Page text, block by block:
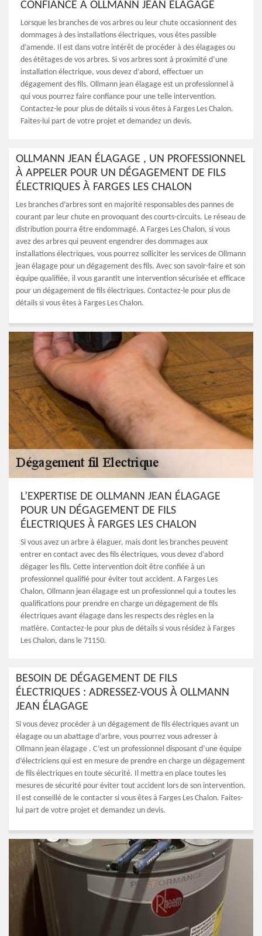
CONFIANCE À OLLMANN JEAN ÉLAGAGE
Lorsque les branches de vos arbres ou leur chute occasionnent des
dommages à des installations électriques, vous êtes passible
d’amende. Il est dans votre intérêt de procéder à des élagages ou
des étêtages de vos arbres. Si vos arbres sont à proximité d’une
installation électrique, vous devez d’abord, effectuer un
dégagement des fils. Ollmann jean élagage est un professionnel à
qui vous pourrez faire confiance pour une telle intervention.
Contactez-le pour plus de détails si vous êtes à Farges Les Chalon.
Faites-lui part de votre projet et demandez un devis.
OLLMANN JEAN ÉLAGAGE , UN PROFESSIONNEL
À APPELER POUR UN DÉGAGEMENT DE FILS
ÉLECTRIQUES À FARGES LES CHALON
Les branches d’arbres sont en majorité responsables des pannes de
courant par leur chute en provoquant des courts-circuits. Le réseau de
distribution pourra être endommagé. A Farges Les Chalon, si vous
avez des arbres qui peuvent engendrer des dommages aux
installations électriques, vous pourrez solliciter les services de Ollmann
jean élagage pour un dégagement des fils. Avec son savoir-faire et son
équipe qualifiée, il vous garantit une intervention sécurisée et efficace
pour un dégagement de fils électriques. Contactez-le pour plus de
détails si vous êtes à Farges Les Chalon.
L’EXPERTISE DE OLLMANN JEAN ÉLAGAGE
POUR UN DÉGAGEMENT DE FILS
ÉLECTRIQUES À FARGES LES CHALON
Si vous avez un arbre à élaguer, mais dont les branches peuvent
entrer en contact avec des fils électriques, vous devez d’abord
dégager les fils. Cette intervention doit être confiée à un
professionnel qualifié pour éviter tout accident. A Farges Les
Chalon, Ollmann jean élagage est un professionnel qui a toutes les
qualifications pour prendre en charge un dégagement de fils
électriques avant élagage dans les respects des règles en la
matière. Contactez-le pour plus de détails si vous résidez à Farges
Les Chalon, dans le 71150.
BESOIN DE DÉGAGEMENT DE FILS
ÉLECTRIQUES : ADRESSEZ-VOUS À OLLMANN
JEAN ÉLAGAGE
Si vous devez procéder à un dégagement de fils électriques avant un
élagage ou un abattage d’arbre, vous pourrez vous adresser à
Ollmann jean élagage . C’est un professionnel disposant d’une équipe
d’électriciens qui est en mesure de prendre en charge un dégagement
de fils électriques en toute sécurité. Il mettra en place toutes les
mesures de sécurité pour éviter tout accident lors de son intervention.
Il est conseillé de le contacter si vous êtes à Farges Les Chalon. Faites-
lui part de votre projet et demandez un devis.